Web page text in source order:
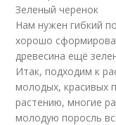
Зеленый черенок
Нам нужен гибкий
хорошо
древесина ещё
Итак, подходим к
молодых, красивых
растению, многие
молодую поросль